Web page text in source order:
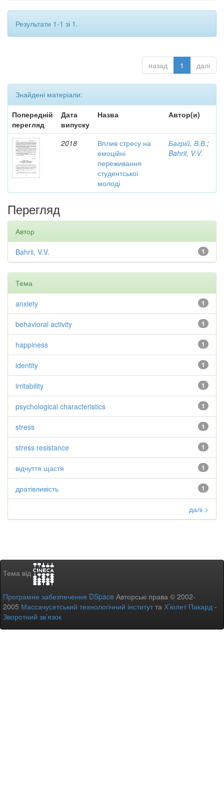
Результати 1-1 зі 1.
назад 1 далі
Знайдені матеріали:
Попередній
перегляд
Дата
випуску
Назва Автор(и)
2018
Вплив стресу на
емоційні
переживання
студентської
молоді
Багрій, В.В.;
Bahrii, V.V.
Перегляд
Автор
1
Bahrii, V.V.
Тема
1
anxiety
1
behavioral activity
1
happiness
1
identity
1
irritability
1
psychological characteristics
1
stress
1
stress resistance
1
відчуття щастя
1
дратівливість
далі >
Тема від
Програмне забезпечення DSpace Авторські права © 2002-
2005 Массачусетський технологічний інститутта Х’юлет Пакард -
Зворотний зв’язок